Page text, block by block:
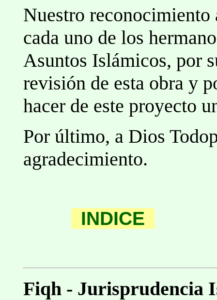
Nuestro
cada uno de los
Asuntos Islámicos, por
revisión de esta obra y
hacer de este proyecto
Por último, a Dios
agradecimiento.
INDICE
Fiqh - Jurisprudencia